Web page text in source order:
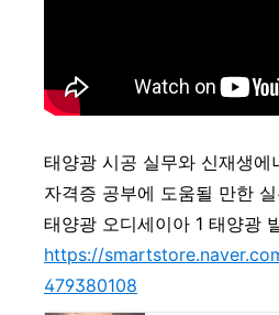
태양광 시공 실무와 신재생에
자격증 공부에 도움될 만한
태양광 오디세이아 1 태양광
https://
479380108